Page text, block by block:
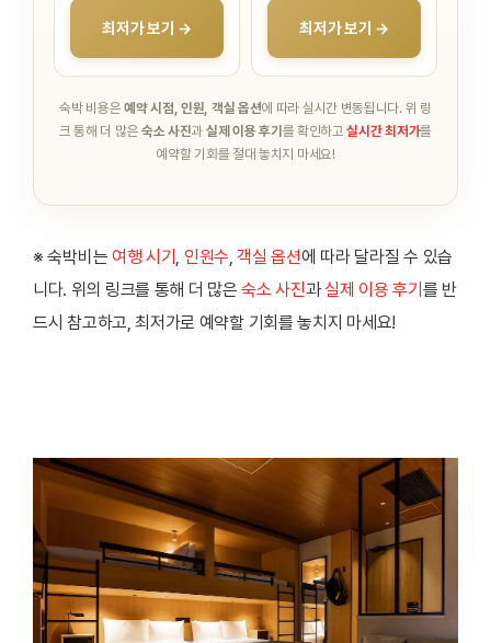
최저가 보기 → 최저가 보기 →
숙박 비용은예약 시점, 인원, 객실 옵션에 따라 실시간 변동됩니다. 위 링
크 통해 더 많은 숙소 사진과 실제 이용 후기를 확인하고실시간 최저가를
예약할 기회를 절대 놓치지 마세요!
※ 숙박비는 여행 시기 , 인원수, 객실 옵션에 따라 달라질 수 있습
니다. 위의 링크를 통해 더 많은 숙소 사진과실제 이용 후기 를 반
드시 참고하고, 최저가로 예약할 기회를 놓치지 마세요!